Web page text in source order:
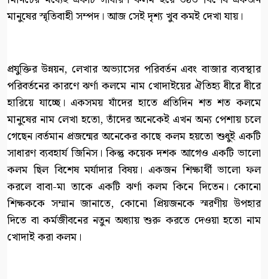
মানুষের স্মৃতিবাহী সম্পদ। আজ সেই দৃশ্য খুব কমই দেখা যায়।
প্রযুক্তির উন্নয়ন, লেখার অভ্যাসের পরিবর্তন এবং বাজার ব্যবস্থার
পরিবর্তনের কারণে ঝর্ণা কলমে নাম খোদাইয়ের ঐতিহ্য ধীরে ধীরে
হারিয়ে যাচ্ছে। একসময় যাঁদের হাতে প্রতিদিন শত শত কলমে
মানুষের নাম লেখা হতো, তাঁদের অনেকেই এখন অন্য পেশায় চলে
গেছেন।বর্তমান প্রজন্মের অনেকের কাছে কলম হয়তো শুধুই একটি
সাধারণ ব্যবহার্য জিনিস। কিন্তু কয়েক দশক আগেও একটি ভালো
কলম ছিল বিশেষ মর্যাদার বিষয়। একজন শিক্ষার্থী ভালো ফল
করলে বাবা-মা তাকে একটি ঝর্ণা কলম কিনে দিতেন। কোনো
শিক্ষককে সম্মান জানাতে, কোনো প্রিয়জনকে স্মরণীয় উপহার
দিতে বা কর্মজীবনের নতুন অধ্যায় শুরু করতে দেওয়া হতো নাম
খোদাই করা কলম।